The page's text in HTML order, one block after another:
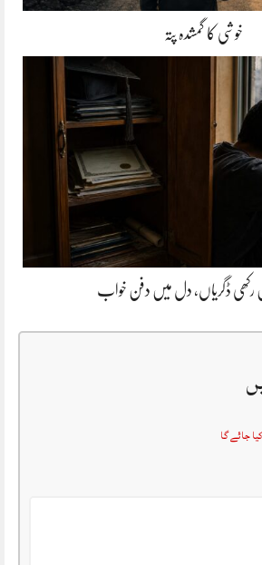
خوشی کا گمشدہ پتہ
رکھی ڈگریاں، دل میں دفن خواب
جائے گا